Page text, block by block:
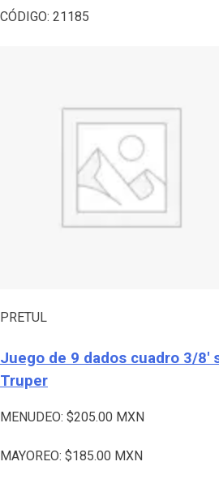
CÓDIGO: 21185
PRETUL
Juego de 9 dados cuadro 3/8′
Truper
MENUDEO: $205.00 MXN
MAYOREO: $185.00 MXN